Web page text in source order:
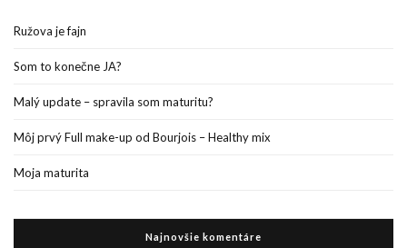
Ružova je fajn
Som to konečne JA?
Malý update – spravila som maturitu?
Môj prvý Full make-up od Bourjois – Healthy mix
Moja maturita
Najnovšie komentáre